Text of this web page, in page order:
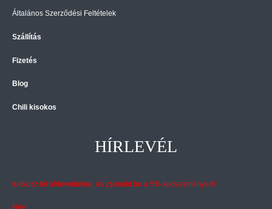
Általános Szerződési Feltételek
Szállítás
Fizetés
Blog
Chili kisokos
HÍRLEVÉL
Iratkozz fel hírlevelünkre, és zsebeld be a 5% kedvezményed!
Név: